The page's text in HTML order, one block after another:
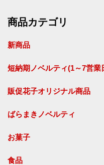
商品カテゴリ
新商品
短納期ノベルティ(1～7営業
販促花子オリジナル商品
ばらまきノベルティ
お菓子
食品